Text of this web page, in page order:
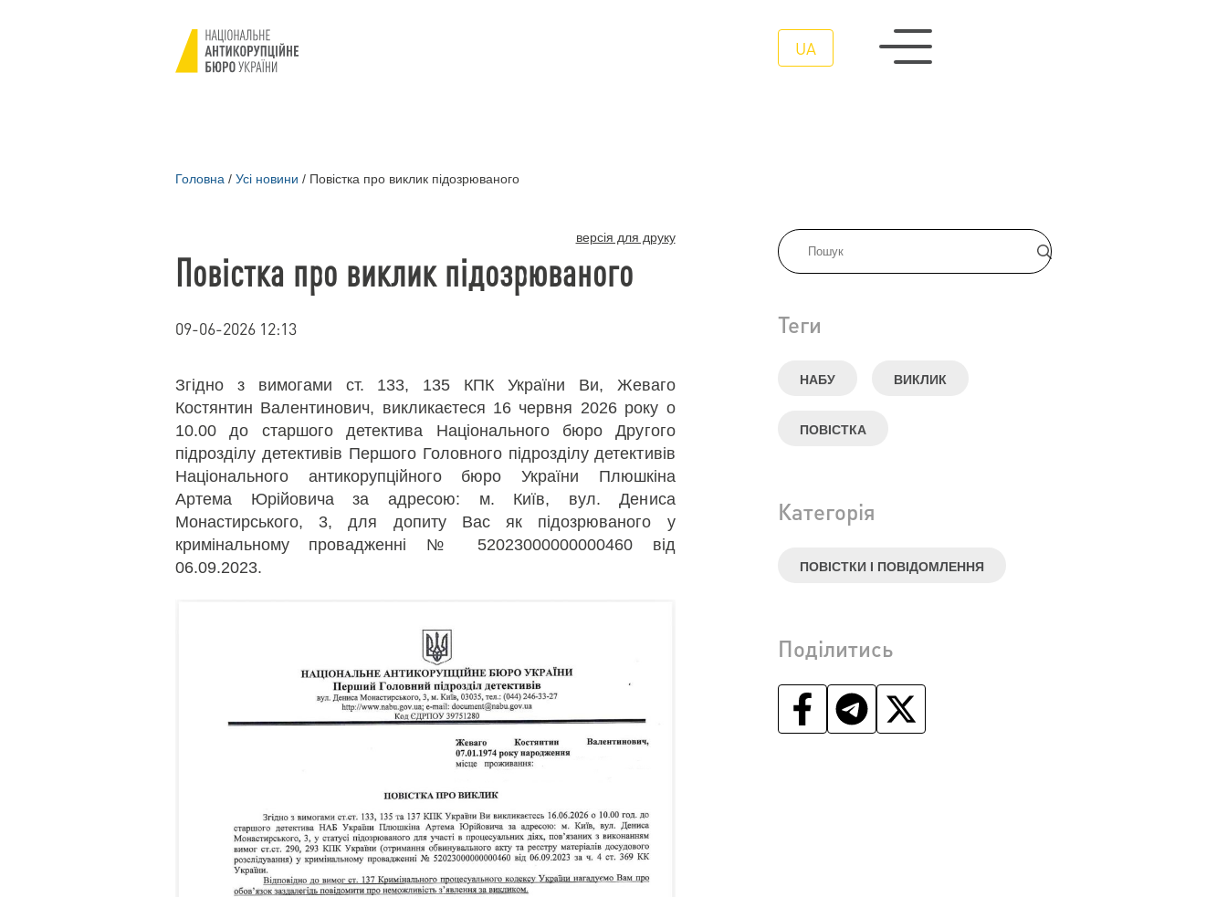
UA
Головна / Усі новини / Повістка про виклик підозрюваного
Теги
НАБУ ВИКЛИК
ПОВІСТКА
Категорія
ПОВІСТКИ І ПОВІДОМЛЕННЯ
Поділитись
версія для друку
Повістка про виклик підозрюваного
09-06-2026 12:13
Згідно з вимогами ст. 133, 135 КПК України Ви, Жеваго
Костянтин Валентинович, викликаєтеся 16 червня 2026 року о
10.00 до старшого детектива Національного бюро Другого
підрозділу детективів Першого Головного підрозділу детективів
Національного антикорупційного бюро України Плюшкіна
Артема Юрійовича за адресою: м. Київ, вул. Дениса
Монастирського, 3, для допиту Вас як підозрюваного у
кримінальному провадженні № 52023000000000460 від
06.09.2023.